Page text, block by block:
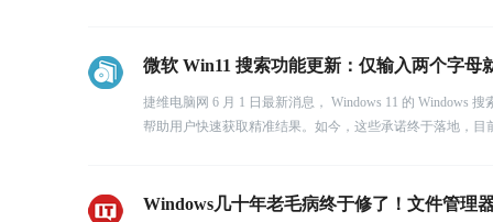
微软 Win11 搜索功能更新：仅输入两个字母
捷维电脑网 6 月 1 日最新消息， Windows 11 的 Windows
帮助用户快速获取精准结果。如今，这些承诺终于落地，目
Windows几十年老毛病终于修了！文件管理